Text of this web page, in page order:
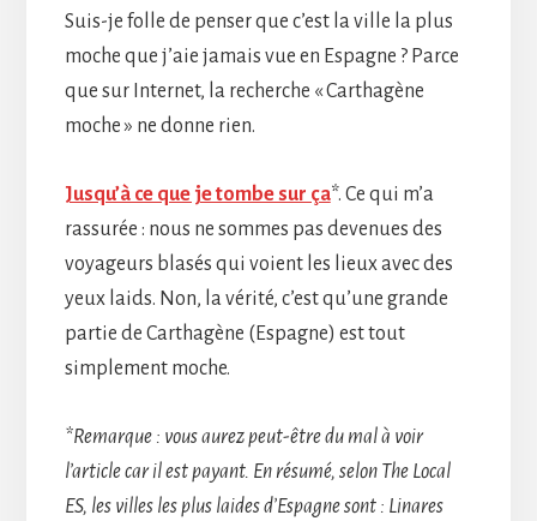
Suis-je folle de penser que c’est la ville la plus
moche que j’aie jamais vue en Espagne ? Parce
que sur Internet, la recherche « Carthagène
moche » ne donne rien.
Jusqu’à ce que je tombe sur ça*. Ce qui m’a
rassurée : nous ne sommes pas devenues des
voyageurs blasés qui voient les lieux avec des
yeux laids. Non, la vérité, c’est qu’une grande
partie de Carthagène (Espagne) est tout
simplement moche.
*Remarque : vous aurez peut-être du mal à voir
l’article car il est payant. En résumé, selon The Local
ES, les villes les plus laides d’Espagne sont : Linares